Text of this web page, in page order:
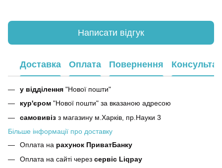
Написати відгук
Доставка Оплата Повернення
у відділення "Нової пошти"
кур'єром "Нової пошти" за вказаною адресою
самовивіз з магазину м.Харків, пр.Науки 3
Більше інформації про доставку
Оплата на рахунок ПриватБанку
Оплата на сайті через сервіс Liqpay